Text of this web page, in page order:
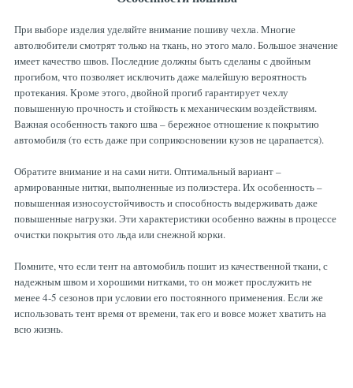
При выборе изделия уделяйте внимание пошиву чехла. Многие
автолюбители смотрят только на ткань, но этого мало. Большое значение
имеет качество швов. Последние должны быть сделаны с двойным
прогибом, что позволяет исключить даже малейшую вероятность
протекания. Кроме этого, двойной прогиб гарантирует чехлу
повышенную прочность и стойкость к механическим воздействиям.
Важная особенность такого шва – бережное отношение к покрытию
автомобиля (то есть даже при соприкосновении кузов не царапается).
Обратите внимание и на сами нити. Оптимальный вариант –
армированные нитки, выполненные из полиэстера. Их особенность –
повышенная износоустойчивость и способность выдерживать даже
повышенные нагрузки. Эти характеристики особенно важны в процессе
очистки покрытия ото льда или снежной корки.
Помните, что если тент на автомобиль пошит из качественной ткани, с
надежным швом и хорошими нитками, то он может прослужить не
менее 4-5 сезонов при условии его постоянного применения. Если же
использовать тент время от времени, так его и вовсе может хватить на
всю жизнь.